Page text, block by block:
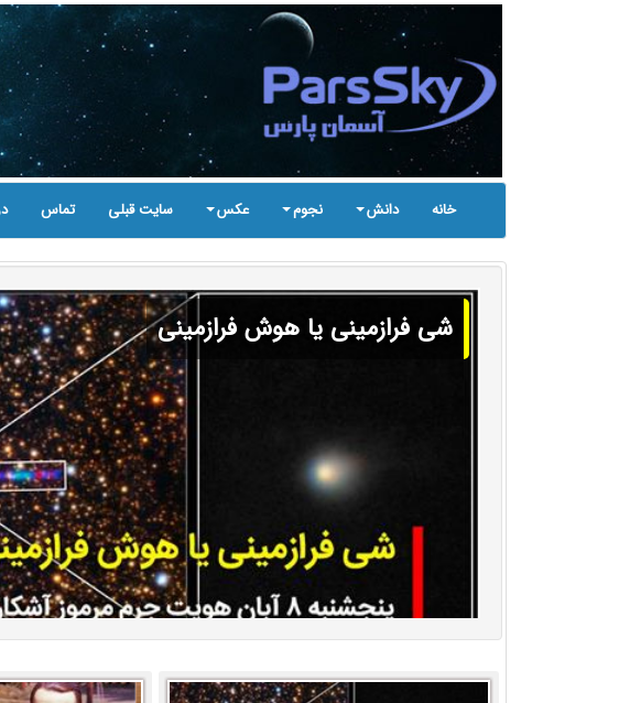
خانه دانش نجوم عکس سایت قبلی تماس
شی فرازمینی یا هوش فرازمینی